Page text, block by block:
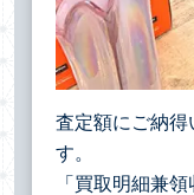
査定額にご納得
す。
「買取明細兼